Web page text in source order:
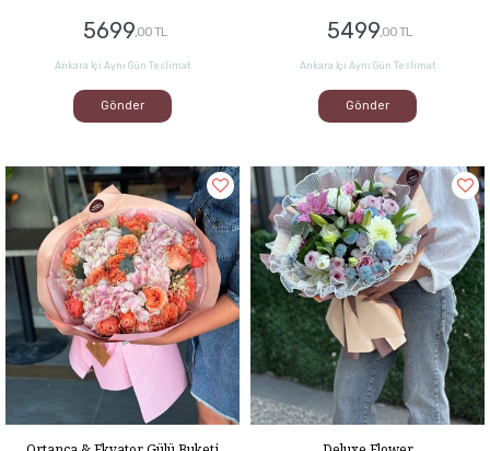
5699,00 TL
Ankara İçi Aynı Gün Teslimat
Gönder
5499,00 TL
Ankara İçi Aynı Gün Teslimat
Gönder